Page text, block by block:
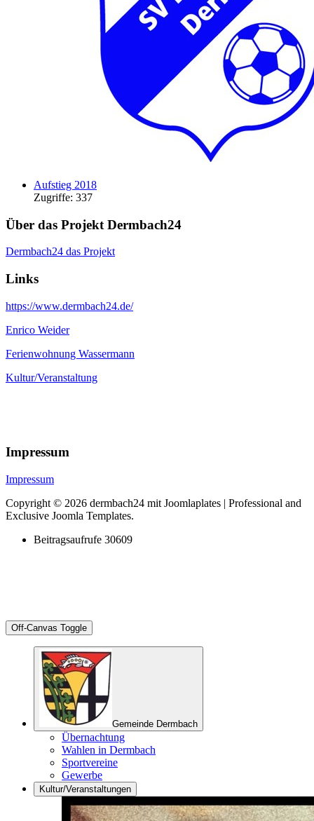
Aufstieg 2018
Zugriffe: 337
Über das Projekt Dermbach24
Dermbach24 das Projekt
Links
https://www.dermbach24.de/
Enrico Weider
Ferienwohnung Wassermann
Kultur/Veranstaltung
Impressum
Impressum
Copyright © 2026 dermbach24 mit Joomlaplates | Professional and
Exclusive Joomla Templates.
Beitragsaufrufe 30609
Off-Canvas Toggle
Gemeinde Dermbach
Übernachtung
Wahlen in Dermbach
Sportvereine
Gewerbe
Kultur/Veranstaltungen